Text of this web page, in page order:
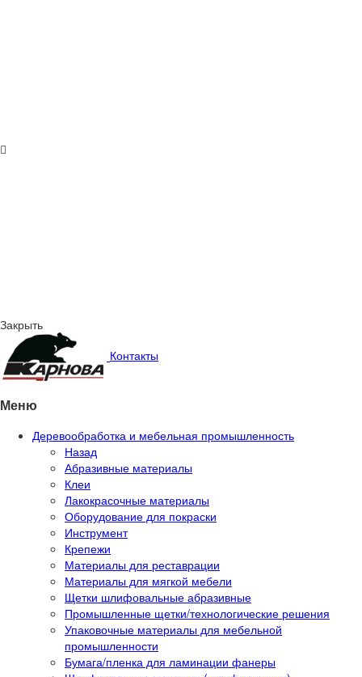
Закрыть
Контакты
Меню
Деревообработка и мебельная промышленность
Назад
Абразивные материалы
Клеи
Лакокрасочные материалы
Оборудование для покраски
Инструмент
Крепежи
Материалы для реставрации
Материалы для мягкой мебели
Щетки шлифовальные абразивные
Промышленные щетки/технологические решения
Упаковочные материалы для мебельной
промышленности
Бумага/пленка для ламинации фанеры